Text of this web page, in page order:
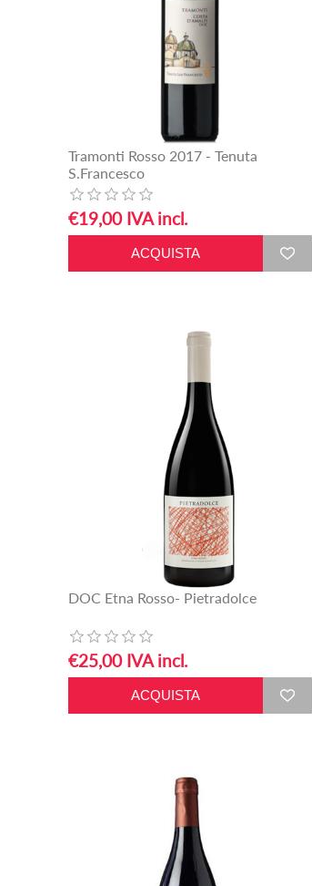
Tramonti Rosso 2017 - Tenuta
S.Francesco
€19,00 IVA incl.
DOC Etna Rosso- Pietradolce
€25,00 IVA incl.